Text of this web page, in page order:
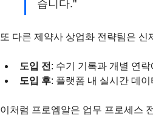
습니다."
또 다른 제약사 상업화 전략팀은
도입 전 : 수기 기록과 개별 연
도입 후: 플랫폼 내 실시간 데
이처럼 프로엠알은 업무 프로세스